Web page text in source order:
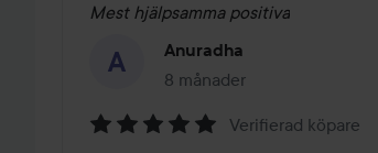
Mest hjälpsamma positiva
Anuradha
8 månader
Inlägget skapades 8 månader
Verifierad köpare